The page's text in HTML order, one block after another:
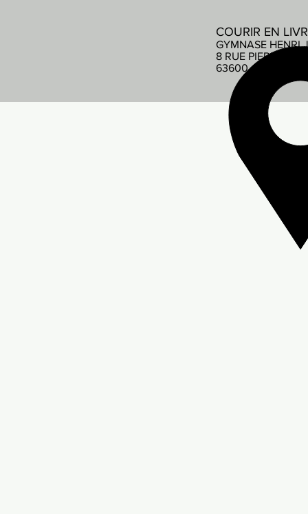
COURIR EN
GYMNASE HENRI
8 RUE PIERRE DE
63600 AMBERT